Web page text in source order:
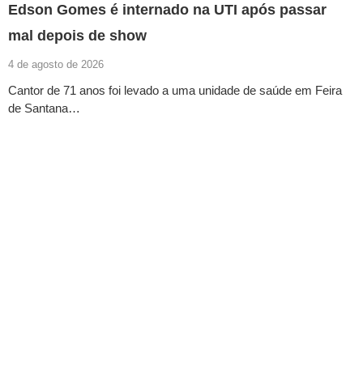
Edson Gomes é internado na UTI após passar
mal depois de show
4 de agosto de 2026
Cantor de 71 anos foi levado a uma unidade de saúde em Feira
de Santana…